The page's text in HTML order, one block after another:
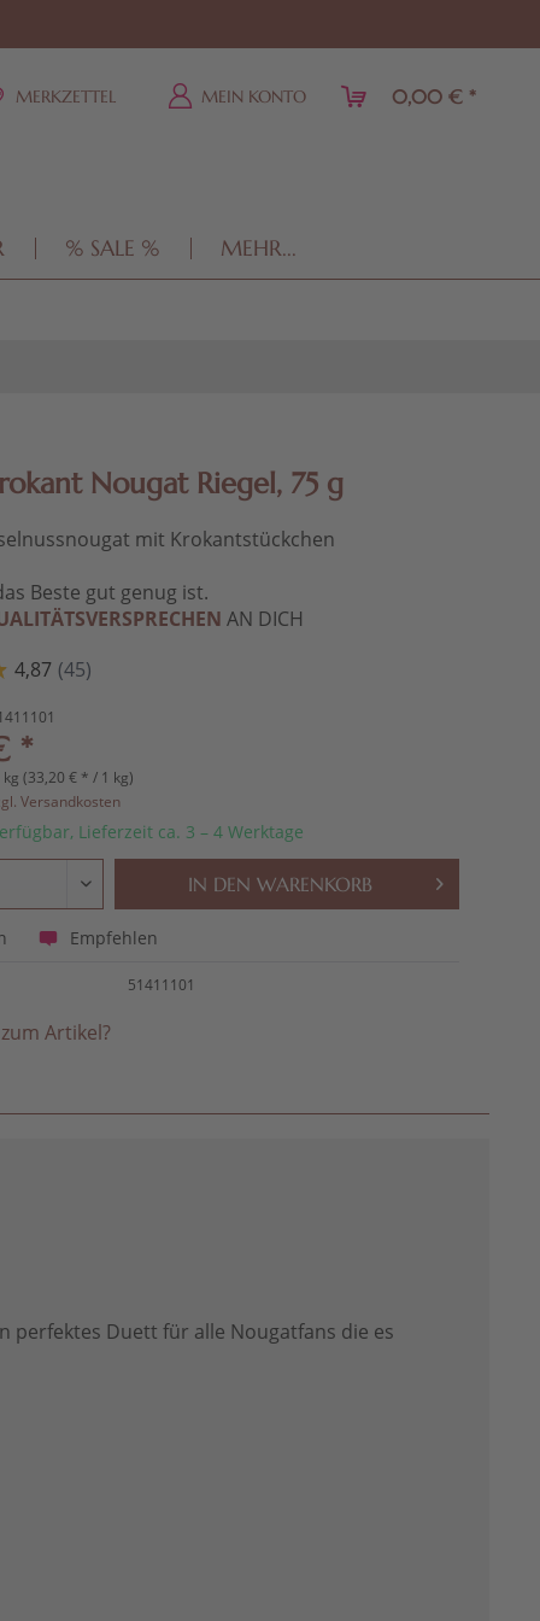
MERKZETTEL MEIN KONTO 0,00 € *
% SALE % MEHR...
Nougat Riegel, 75 g
mit Krokantstückchen
Beste gut genug ist.
AN DICH
*
(33,20 € * / 1 kg)
Versandkosten
Lieferzeit ca. 3 – 4 Werktage
IN DEN WARENKORB
Empfehlen
51411101
Artikel?
perfektes Duett für alle Nougatfans die es